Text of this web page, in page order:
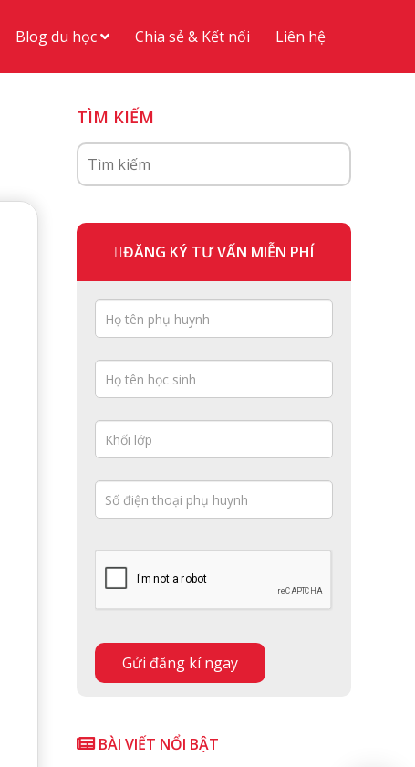
Blog du học Chia sẻ & Kết nối Liên hệ
TÌM KIẾM
ĐĂNG KÝ TƯ VẤN MIỄN PHÍ
BÀI VIẾT NỔI BẬT